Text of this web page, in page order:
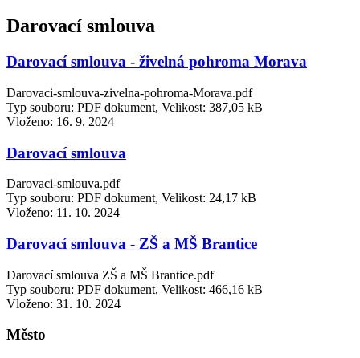
Darovací smlouva
Darovací smlouva - živelná pohroma Morava
Darovaci-smlouva-zivelna-pohroma-Morava.pdf
Typ souboru: PDF dokument, Velikost: 387,05 kB
Vloženo: 16. 9. 2024
Darovací smlouva
Darovaci-smlouva.pdf
Typ souboru: PDF dokument, Velikost: 24,17 kB
Vloženo: 11. 10. 2024
Darovací smlouva - ZŠ a MŠ Brantice
Darovací smlouva ZŠ a MŠ Brantice.pdf
Typ souboru: PDF dokument, Velikost: 466,16 kB
Vloženo: 31. 10. 2024
Město